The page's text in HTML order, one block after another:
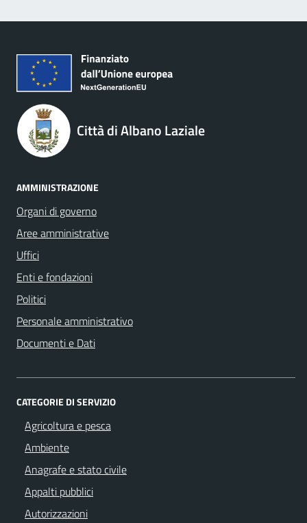
Città di Albano Laziale
AMMINISTRAZIONE
Organi di governo
Aree amministrative
Uffici
Enti e fondazioni
Politici
Personale amministrativo
Documenti e Dati
CATEGORIE DI SERVIZIO
Agricoltura e pesca
Ambiente
Anagrafe e stato civile
Appalti pubblici
Autorizzazioni